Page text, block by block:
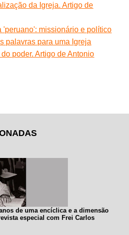
da Igreja. Artigo de
'peruano': missionário e político
palavras para uma Igreja
poder. Artigo de Antonio
de uma encíclica e a dimensão
especial com Frei Carlos